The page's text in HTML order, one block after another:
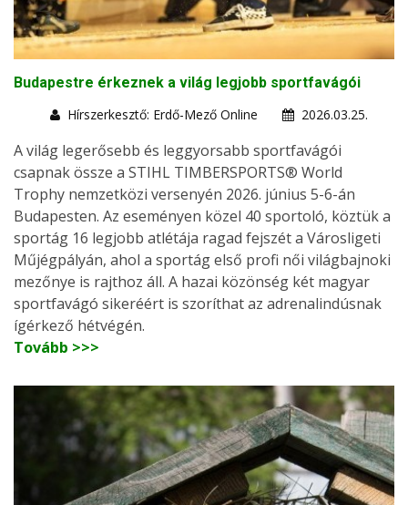
Budapestre érkeznek a világ legjobb sportfavágói
Hírszerkesztő: Erdő-Mező Online
2026.03.25.
A világ legerősebb és leggyorsabb sportfavágói
csapnak össze a STIHL TIMBERSPORTS® World
Trophy nemzetközi versenyén 2026. június 5-6-án
Budapesten. Az eseményen közel 40 sportoló, köztük a
sportág 16 legjobb atlétája ragad fejszét a Városligeti
Műjégpályán, ahol a sportág első profi női világbajnoki
mezőnye is rajthoz áll. A hazai közönség két magyar
sportfavágó sikeréért is szoríthat az adrenalindúsnak
ígérkező hétvégén.
Tovább >>>